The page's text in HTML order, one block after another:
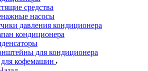
средства
насосы
давления кондиционера
кондиционера
для кондиционера
для кофемашин